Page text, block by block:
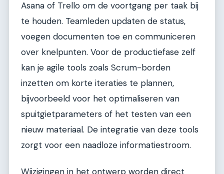
Asana of Trello om de voortgang per taak bij
te houden. Teamleden updaten de status,
voegen documenten toe en communiceren
over knelpunten. Voor de productiefase zelf
kan je agile tools zoals Scrum-borden
inzetten om korte iteraties te plannen,
bijvoorbeeld voor het optimaliseren van
spuitgietparameters of het testen van een
nieuw materiaal. De integratie van deze tools
zorgt voor een naadloze informatiestroom.
Wijzigingen in het ontwerp worden direct